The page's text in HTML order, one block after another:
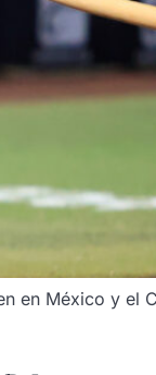
en México y el